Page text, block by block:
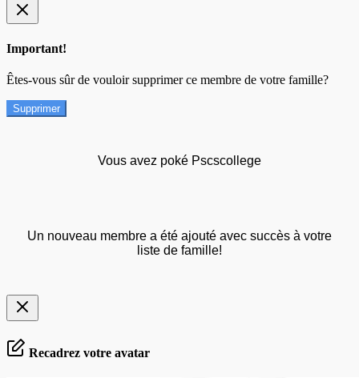
Important!
Êtes-vous sûr de vouloir supprimer ce membre de votre famille?
Supprimer
Vous avez poké Pscscollege
Un nouveau membre a été ajouté avec succès à votre
liste de famille!
Recadrez votre avatar